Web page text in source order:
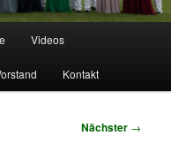
Videos
Kontakt
Nächster →